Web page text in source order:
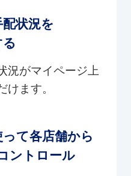
状況を
況がマイページ上
けます。
て各店舗から
ントロール